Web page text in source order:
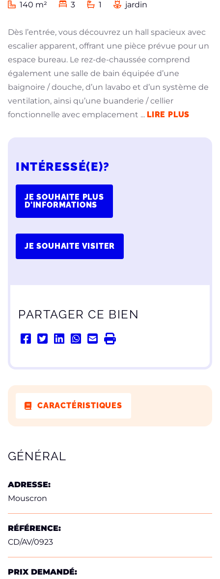
140 m² 3 1 jardin
Dès l’entrée, vous découvrez un hall spacieux avec
escalier apparent, offrant une pièce prévue pour un
espace bureau. Le rez-de-chaussée comprend
également une salle de bain équipée d’une
baignoire / douche, d’un lavabo et d’un système de
ventilation, ainsi qu’une buanderie / cellier
fonctionnelle avec emplacement ... LIRE PLUS
INTÉRESSÉ(E)?
JE SOUHAITE PLUS
D'INFORMATIONS
JE SOUHAITE VISITER
PARTAGER CE BIEN
CARACTÉRISTIQUES
CARACTÉRISTIQUES
GÉNÉRAL
ADRESSE:
Mouscron
RÉFÉRENCE:
CD/AV/0923
PRIX DEMANDÉ: